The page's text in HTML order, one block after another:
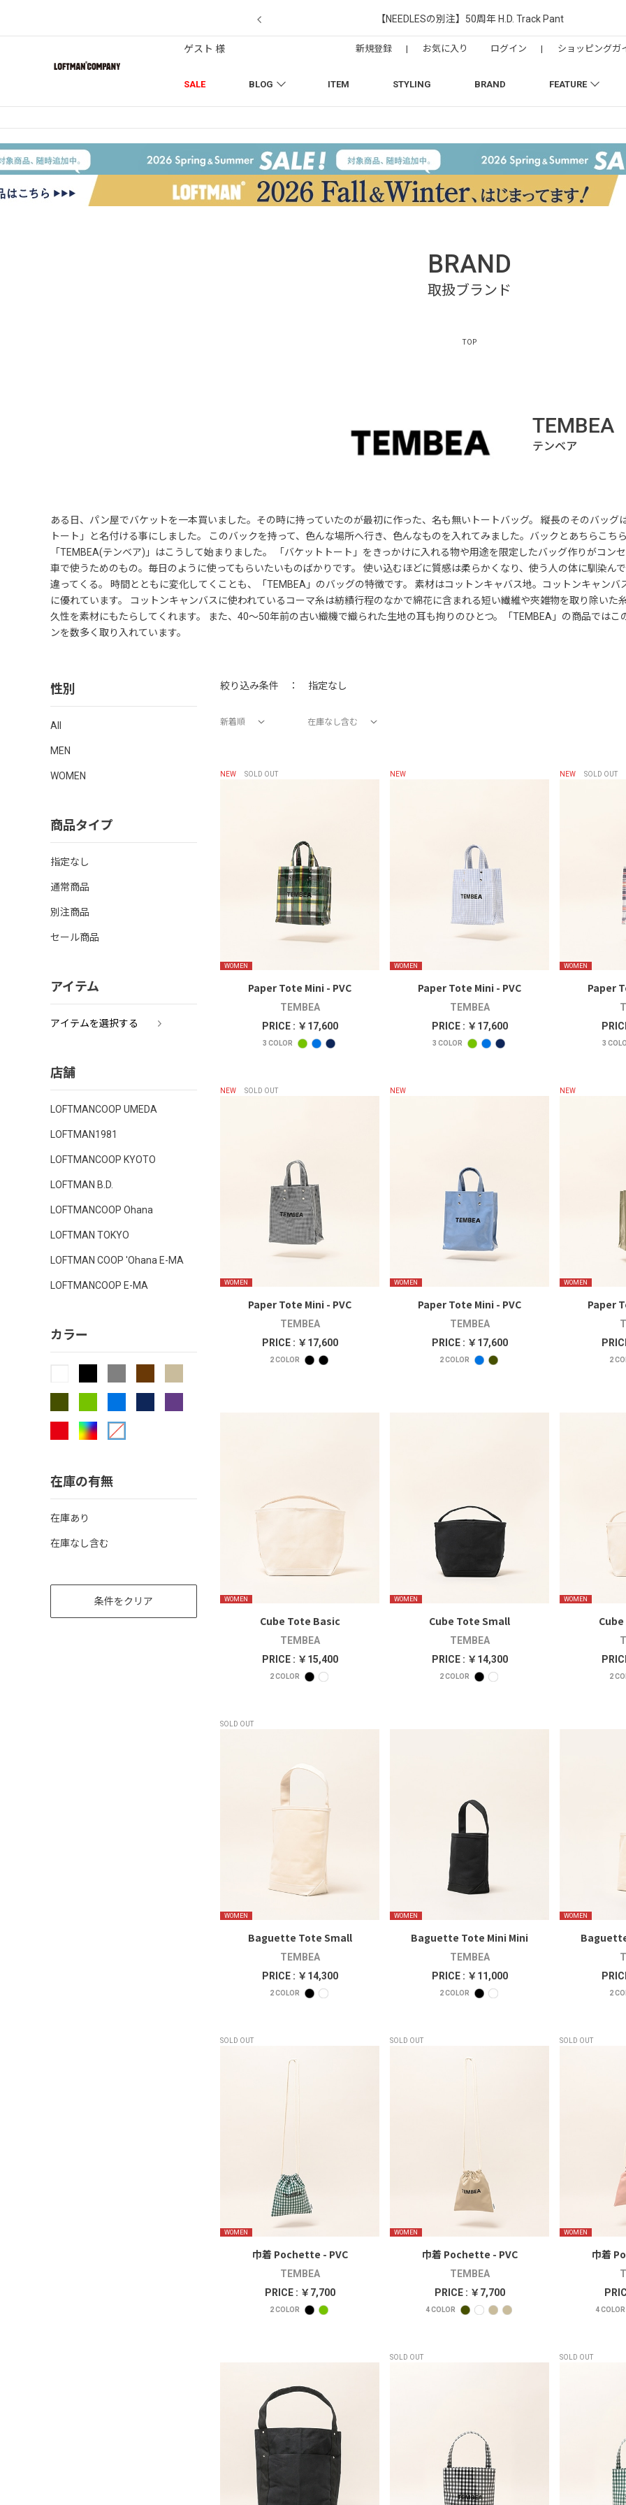
【NEEDLESの別注】50周年 H.D. Track Pant
SALE BLOG ITEM STYLING BRAND FEATURE
ゲスト 様 新規登録 | お気に入り ログイン | ショッピングガ
BRAND
TOP
TEMBEA
ある日、パン屋でバケットを一本買いました。その時に持っていたのが最初に作った、名も無いトートバッグ。 縦長のそのバッ
トート」と名付ける事にしました。 このバックを持って、色んな場所へ行き、色んなものを入れてみました。バックとあちらこ
「TEMBEA(テンベア)」はこうして始まりました。 「バケットトート」をきっかけに入れる物や用途を限定したバッグ作りがコ
車で使うためのもの。毎日のように使ってもらいたいものばかりです。 使い込むほどに質感は柔らかくなり、使う人の体に馴染ん
違ってくる。 時間とともに変化してくことも、「TEMBEA」のバッグの特徴です。 素材はコットンキャバス地。コットンキャン
に優れています。 コットンキャンバスに使われているコーマ糸は紡績行程のなかで綿花に含まれる短い繊維や夾雑物を取り除い
久性を素材にもたらしてくれます。 また、40～50年前の古い織機で織られた生地の耳も拘りのひとつ。「TEMBEA」の商品では
ンを数多く取り入れています。
性別
All
MEN
WOMEN
商品タイプ
指定なし
通常商品
別注商品
セール商品
アイテム
アイテムを選択する
店舗
LOFTMANCOOP UMEDA
LOFTMAN1981
LOFTMANCOOP KYOTO
LOFTMAN B.D.
LOFTMANCOOP Ohana
LOFTMAN TOKYO
LOFTMAN COOP 'Ohana E-MA
LOFTMANCOOP E-MA
カラー
在庫の有無
在庫あり
在庫なし含む
条件をクリア
絞り込み条件 ： 指定なし
新着順 在庫なし含む
NEW SOLD OUT
WOMEN
Paper Tote Mini - PVC
TEMBEA
PRICE : ￥17,600
3 COLOR
NEW
WOMEN
Paper Tote Mini - PVC
TEMBEA
PRICE : ￥17,600
3 COLOR
NEW SOLD OUT
WOMEN
Paper
3
NEW SOLD OUT
WOMEN
Paper Tote Mini - PVC
TEMBEA
PRICE : ￥17,600
2COLOR
NEW
WOMEN
Paper Tote Mini - PVC
TEMBEA
PRICE : ￥17,600
2COLOR
NEW
WOMEN
Paper
2
WOMEN
Cube Tote Basic
TEMBEA
PRICE : ￥15,400
2COLOR
WOMEN
Cube Tote Small
TEMBEA
PRICE : ￥14,300
2COLOR
WOMEN
2
SOLD OUT
WOMEN
Baguette Tote Small
TEMBEA
PRICE : ￥14,300
2COLOR
WOMEN
Baguette Tote Mini Mini
TEMBEA
PRICE : ￥11,000
2COLOR
WOMEN
2
SOLD OUT
WOMEN
巾着 Pochette - PVC
TEMBEA
PRICE : ￥7,700
2COLOR
SOLD OUT
WOMEN
巾着 Pochette - PVC
TEMBEA
PRICE : ￥7,700
4COLOR
SOLD OUT
WOMEN
巾着
4COLOR
SOLD OUT SOLD OUT